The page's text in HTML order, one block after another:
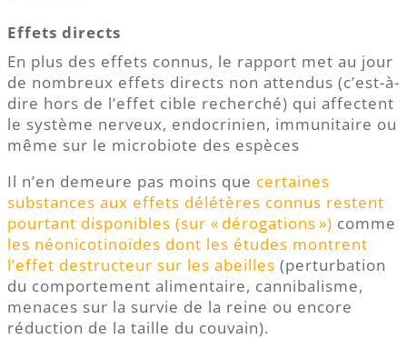
Effets directs
En plus des effets connus, le rapport met au jour
de nombreux effets directs non attendus (c’est-à-
dire hors de l’effet cible recherché) qui affectent
le système nerveux, endocrinien, immunitaire ou
même sur le microbiote des espèces
Il n’en demeure pas moins que certaines
substances aux effets délétères connus restent
pourtant disponibles (sur « dérogations ») comme
les néonicotinoïdes dont les études montrent
l’effet destructeur sur les abeilles (perturbation
du comportement alimentaire, cannibalisme,
menaces sur la survie de la reine ou encore
réduction de la taille du couvain).